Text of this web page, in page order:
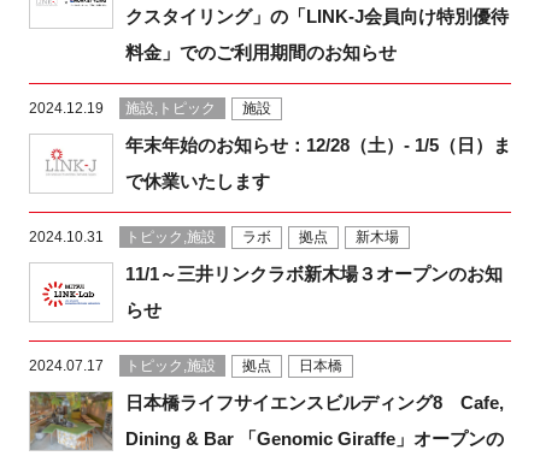
クスタイリング」の「LINK-J会員向け特別優待
料金」でのご利用期間のお知らせ
2024.12.19 施設,トピック 施設
年末年始のお知らせ：12/28（土）- 1/5（日）ま
で休業いたします
2024.10.31 トピック,施設 ラボ 拠点 新木場
11/1～三井リンクラボ新木場３オープンのお知
らせ
2024.07.17 トピック,施設 拠点 日本橋
日本橋ライフサイエンスビルディング8 Cafe,
Dining & Bar 「Genomic Giraffe」オープンの